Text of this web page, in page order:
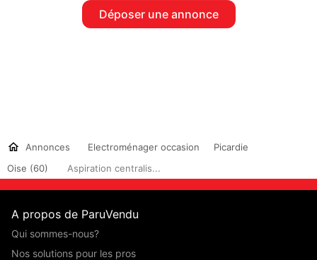
Déposer une annonce
Annonces Electroménager occasion
Picardie
Oise (60)
Aspiration centralis...
A propos de ParuVendu
Qui sommes-nous?
Nos solutions pour les pros